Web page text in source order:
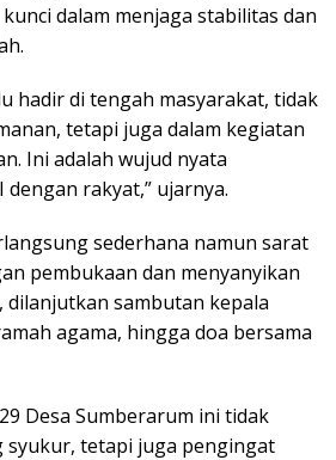
dalam menjaga stabilitas dan
hadir di tengah masyarakat, tidak
tetapi juga dalam kegiatan
Ini adalah wujud nyata
rakyat,” ujarnya.
sederhana namun sarat
pembukaan dan menyanyikan
dilanjutkan sambutan kepala
agama, hingga doa bersama
Desa Sumberarum ini tidak
syukur, tetapi juga pengingat